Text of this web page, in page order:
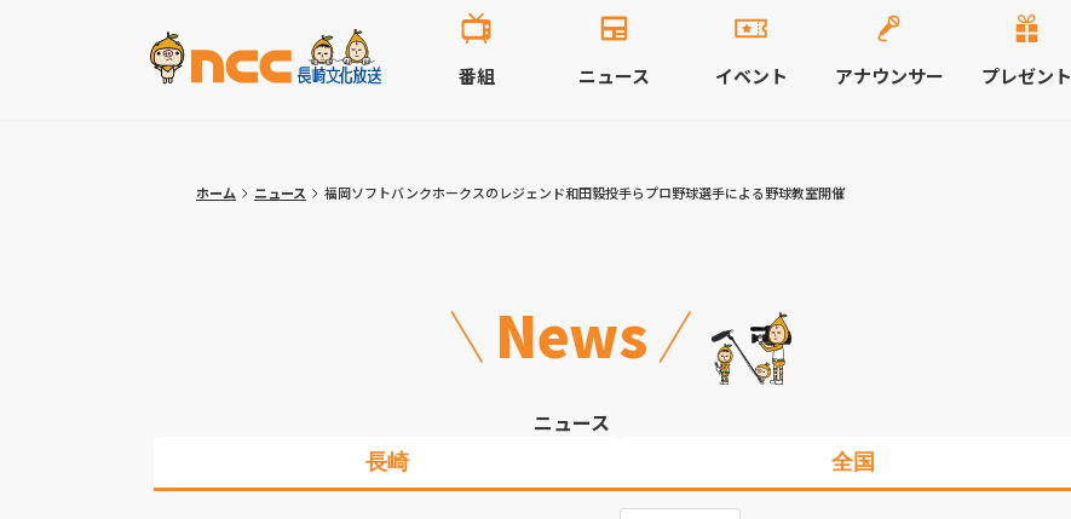
番組 ニュース イベント アナウンサー プレゼント
ホーム ニュース 福岡ソフトバンクホークスのレジェンド和田毅投手らプロ野球選手による野球教室開催
News
ニュース
長崎 全国